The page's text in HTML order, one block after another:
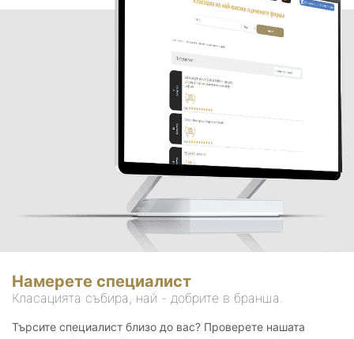
Намерете специалист
Класацията събира, най - добрите в бранша.
Търсите специалист близо до вас? Проверете нашата